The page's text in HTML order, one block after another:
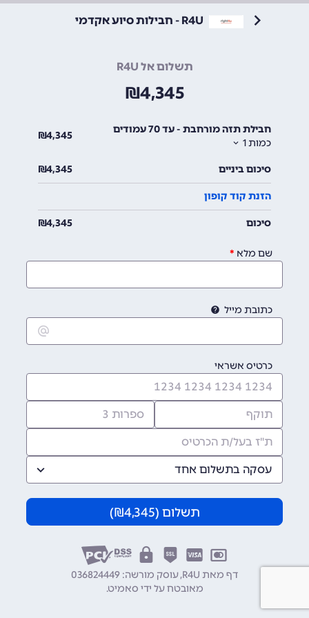
R4U - חבילות סיוע אקדמי
תשלום אל R4U
4,345
₪
חבילת תזה מורחבת - עד 70 עמודים
כמות1
4,345
₪
סיכום ביניים 4,345
₪
הזנת קוד קופון
סיכום 4,345
₪
שם מלא
כתובת מייל
כרטיס אשראי
עסקה בתשלום אחד
תשלום (4,345
₪)
דף מאת R4U, עוסק מורשה: 036824449
מאובטח על ידי סאמיט.